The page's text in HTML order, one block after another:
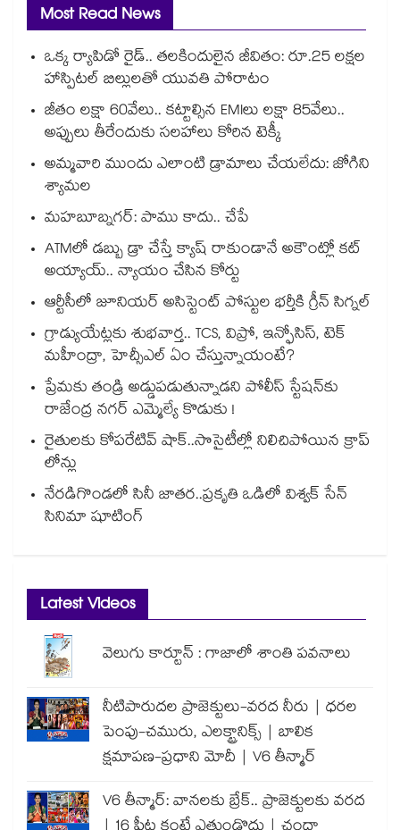
Most Read News
ఒక్క ర్యాపిడో రైడ్.. తలకిందులైన జీవితం: రూ.25 లక్షల
హాస్పిటల్ బిల్లులతో యువతి పోరాటం
జీతం లక్షా 60వేలు.. కట్టాల్సిన EMIలు లక్షా 85వేలు..
అప్పులు తీరేందుకు సలహాలు కోరిన టెక్కీ
అమ్మవారి ముందు ఎలాంటి డ్రామాలు చేయలేదు: జోగిని
శ్యామల
మహబూబ్నగర్: పాము కాదు.. చేపే
ATMలో డబ్బు డ్రా చేస్తే క్యాష్ రాకుండానే అకౌంట్లో కట్
అయ్యాయ్.. న్యాయం చేసిన కోర్టు
ఆర్టీసీలో జూనియర్ అసిస్టెంట్‌‌ పోస్టుల భర్తీకి గ్రీన్‌‌ సిగ్నల్
గ్రాడ్యుయేట్లకు శుభవార్త.. TCS, విప్రో, ఇన్ఫోసిస్, టెక్
మహీంద్రా, హెచ్సీఎల్ ఏం చేస్తున్నాయంటే?
ప్రేమకు తండ్రి అడ్డుపడుతున్నాడని పోలీస్ స్టేషన్⁪కు
రాజేంద్ర నగర్ ఎమ్మెల్యే కొడుకు !
రైతులకు కోపరేటివ్ షాక్..సొసైటీల్లో నిలిచిపోయిన క్రాప్
లోన్లు
నేరడిగొండలో సినీ జాతర..ప్రకృతి ఒడిలో విశ్వక్ సేన్
సినిమా షూటింగ్
Latest Videos
వెలుగు కార్టూన్ : గాజాలో శాంతి పవనాలు
నీటిపారుదల ప్రాజెక్టులు-వరద నీరు | ధరల
పెంపు-చమురు, ఎలక్ట్రానిక్స్ | బాలిక
క్షమాపణ-ప్రధాని మోదీ | V6 తీన్మార్
V6 తీన్మార్: వానలకు బ్రేక్.. ప్రాజెక్టులకు వరద